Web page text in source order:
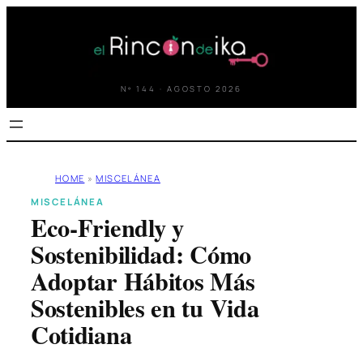
Nº 144 · AGOSTO 2026
HOME » MISCELÁNEA
MISCELÁNEA
Eco-Friendly y
Sostenibilidad: Cómo
Adoptar Hábitos Más
Sostenibles en tu Vida
Cotidiana